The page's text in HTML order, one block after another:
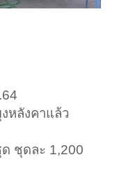
หลังคาแล้ว
ชุดละ 1,200